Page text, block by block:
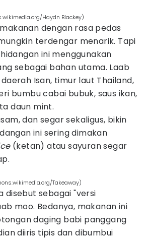
Haydn Blackey)
dengan rasa pedas
terdengar menarik. Tapi
ini menggunakan
sebagai bahan utama. Laab
Isan, timur laut Thailand,
bumbu cabai bubuk, saus ikan,
daun mint.
dan segar sekaligus, bikin
ini sering dimakan
(ketan) atau sayuran segar
Takeaway)
disebut sebagai "versi
moo. Bedanya, makanan ini
daging babi panggang
diiris tipis dan dibumbui